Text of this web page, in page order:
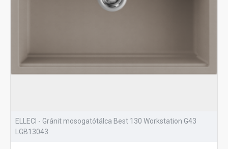
ELLECI - Gránit mosogatótálca Best 130 Workstation G43
LGB13043